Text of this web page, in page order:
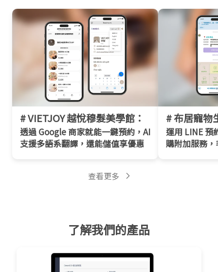
# VIETJOY 越悅穆髮美學館：
透過 Google 商家就能一鍵預約，AI
支援多語系翻譯，還能儲值享優惠
# 布居寵物
運用 LINE 預
購附加服務
查看更多
了解我們的產品